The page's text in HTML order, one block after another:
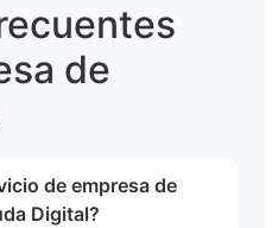
de
de empresa de
Digital?